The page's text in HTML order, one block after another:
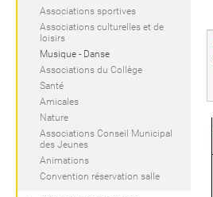
Associations sportives
Associations culturelles et de
loisirs
Musique - Danse
Associations du Collège
Santé
Amicales
Nature
Associations Conseil Municipal
des Jeunes
Animations
Convention réservation salle